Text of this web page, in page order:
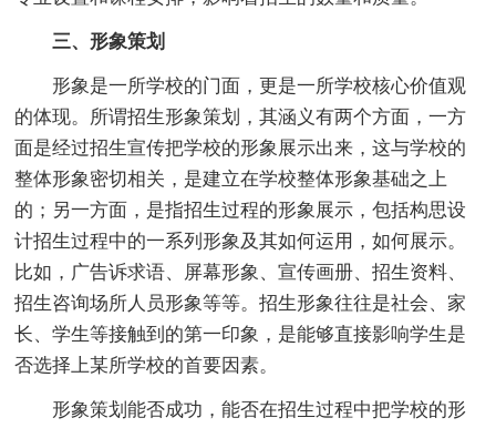
三、形象策划
形象是一所学校的门面，更是一所学校核心价值观
的体现。所谓招生形象策划，其涵义有两个方面，一方
面是经过招生宣传把学校的形象展示出来，这与学校的
整体形象密切相关，是建立在学校整体形象基础之上
的；另一方面，是指招生过程的形象展示，包括构思设
计招生过程中的一系列形象及其如何运用，如何展示。
比如，广告诉求语、屏幕形象、宣传画册、招生资料、
招生咨询场所人员形象等等。招生形象往往是社会、家
长、学生等接触到的第一印象，是能够直接影响学生是
否选择上某所学校的首要因素。
形象策划能否成功，能否在招生过程中把学校的形